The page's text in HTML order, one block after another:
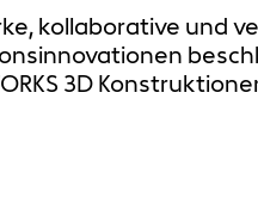
kollaborative und
3D